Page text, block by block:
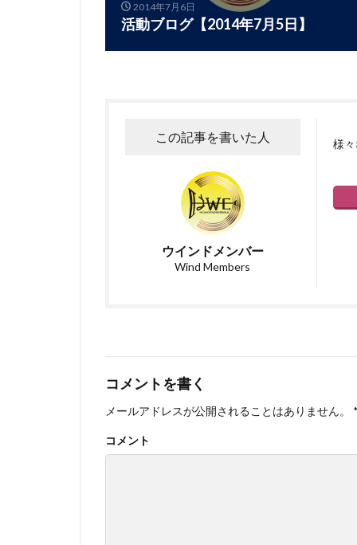
2014年7月6日
活動ブログ【2014年7月5日】
この記事を書いた人
ウインドメンバー
Wind Members
様
コメントを書く
メールアドレスが公開されることはありません。
コメント